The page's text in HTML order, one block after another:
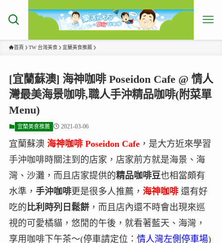
首頁 TW 台灣美食 宜蘭美食推薦
[宜蘭蘇澳] 海神咖啡 Poseidon Cafe @ 情人
灣最美海景咖啡,職人手沖精品咖啡(附菜單
Menu)
宜蘭美食推薦 2021-03-06
宜蘭蘇澳 海神咖啡 Poseidon Cafe，是大方近來學習
手沖咖啡時關注到的店家，店家前方就是海景、海
灣、沙灘，而且店家提供的精品咖啡豆也相當頗有
水準， 手沖咖啡更是很多人推薦， 海神咖啡還有好
吃的比利時列日鬆餅，而且店內還不時會出現來巡
視的可愛橘貓，悠閒的午後，就看著藍天、海灣，
享用咖啡下午茶～(停車請定位： 情人灣左側停車場)